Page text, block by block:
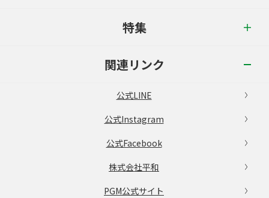
特集
関連リンク
公式LINE
公式Instagram
公式Facebook
株式会社平和
PGM公式サイト